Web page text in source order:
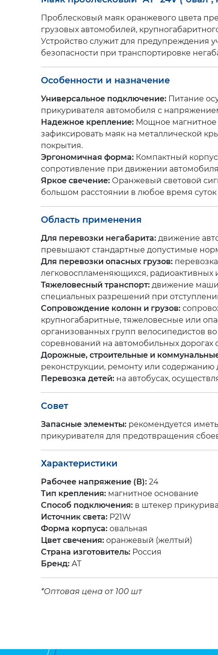
Сувенирная
Бумага
для
тахографа
и
для
тахогрофа (17)
Климатическая
техника (2)
Ящики
инструментальные (20)
Карты
и
Цепи-
противоскольжения (12)
Аксессуары (9)
Проблесковый маяк оранжевого цвета
грузовых автомобилей,
Устройство служит для предупреждения
безопасности при транспортировке
Особенности и назначение
Универсальное подключение: Питание
прикуривателя автомобиля с
Надежное крепление: Мощное магнитное
зафиксировать маяк на металлической
покрытия.
Эргономичная форма: Компактный
сопротивление при движении
Яркое свечение: Оранжевый световой
большом расстоянии в любое время
Область применения
Для перевозки негабарита: движение
превышают стандартные допустимые
Для перевозки опасных грузов:
легковоспламеняющихся, радиоактивных
Тяжеловесный транспорт: движение
специальных разрешений при
Сопровождение колонн и грузов:
крупногабаритные, тяжеловесные или
организованных групп велосипедистов
соревнований на автомобильных дорогах
Дорожные, строительные и
реконструкции, ремонту или содержанию
Перевозка детей: на автобусах,
Совет
Запасные элементы: рекомендуется
прикуривателя для предотвращения
Характеристики
Рабочее напряжение (В): 24
Тип крепления: магнитное основание
Способ подключения: в штекер
Источник света: P21W
Форма корпуса: овальная
Цвет свечения: оранжевый (желтый)
Страна изготовитель: Россия
Бренд: АТ
*Оптовая цена от 100 шт